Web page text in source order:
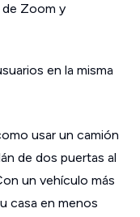
de Zoom y
en la misma
usar un camión
de dos puertas al
un vehículo más
casa en menos